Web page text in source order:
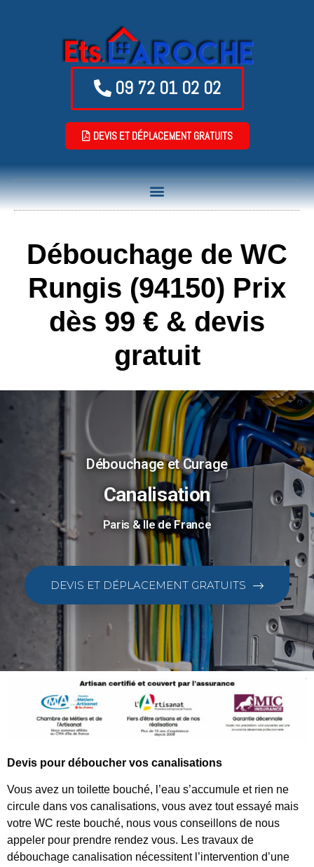
09 72 01 02 02
DEVIS ET DÉPLACEMENT GRATUITS
Débouchage de WC
Rungis (94150) Prix
dès 99 € & devis
gratuit
Débouchage et Curage
Canalisation
Paris & Ile de France
DEVIS ET DÉPLACEMENT GRATUITS
Devis pour déboucher vos canalisations
Vous avez un toilette bouché, l’eau s’accumule et rien ne
circule dans vos canalisations, vous avez tout essayé mais
votre WC reste bouché, nous vous conseillons de nous
appeler pour prendre rendez vous. Les travaux de
débouchage canalisation nécessitent l’intervention d’une